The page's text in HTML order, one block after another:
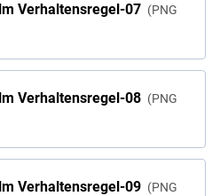
Verhaltensregel-07
PNG
Verhaltensregel-08
PNG
Verhaltensregel-09
PNG